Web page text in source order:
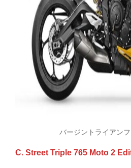
バージントライアン
C. Street Triple 765 Moto 2